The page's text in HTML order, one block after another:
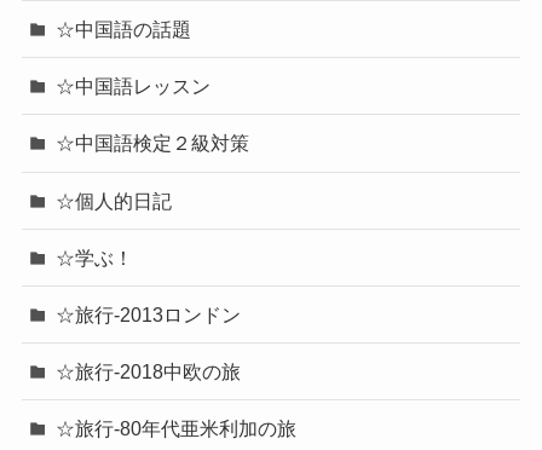
☆中国語の話題
☆中国語レッスン
☆中国語検定２級対策
☆個人的日記
☆学ぶ！
☆旅行-2013ロンドン
☆旅行-2018中欧の旅
☆旅行-80年代亜米利加の旅